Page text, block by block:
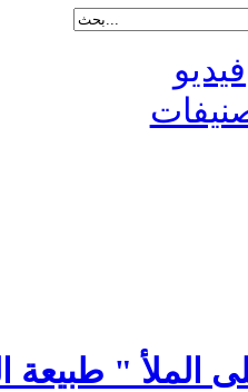
فيديو